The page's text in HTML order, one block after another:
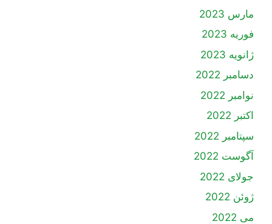
مارس 2023
فوریه 2023
ژانویه 2023
دسامبر 2022
نوامبر 2022
اکتبر 2022
سپتامبر 2022
آگوست 2022
جولای 2022
ژوئن 2022
می 2022